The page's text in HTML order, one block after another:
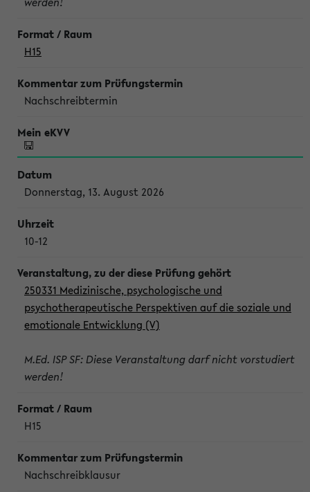
H15
Nachschreibtermin
Donnerstag, 13. August 2026
10-12
250331 Medizinische, psychologische und
psychotherapeutische Perspektiven auf die soziale und
emotionale Entwicklung (V)
M.Ed. ISP SF: Diese Veranstaltung darf nicht vorstudiert
werden!
H15
Nachschreibklausur